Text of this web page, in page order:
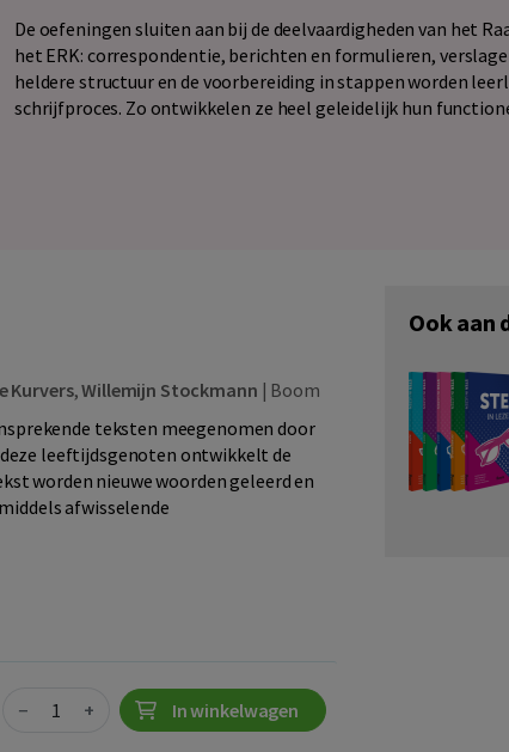
De oefeningen sluiten aan bij de deelvaardigheden van het
het ERK: correspondentie, berichten en formulieren,
heldere structuur en de voorbereiding in stappen worden
schrijfproces. Zo ontwikkelen ze heel geleidelijk hun
Kurvers,Willemijn Stockmann | Boom
teksten meegenomen door
deze leeftijdsgenoten ontwikkelt de
worden nieuwe woorden geleerd en
afwisselende
Quantity
− + In winkelwagen
Ook aan